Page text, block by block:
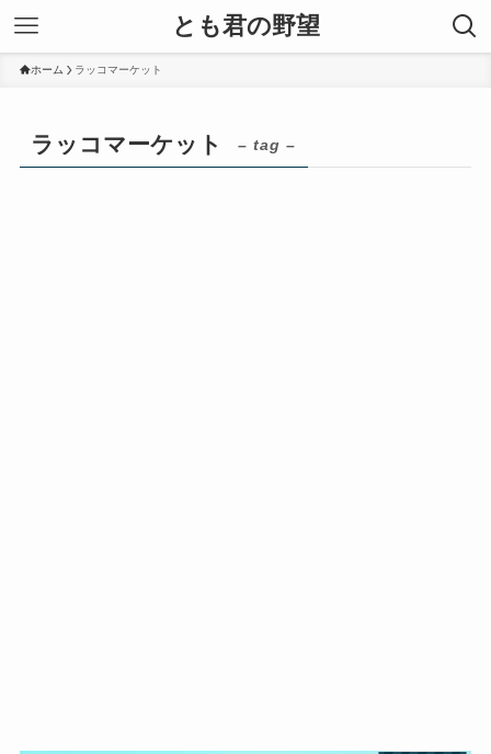
とも君の野望
ホーム ラッコマーケット
ラッコマーケット – tag –